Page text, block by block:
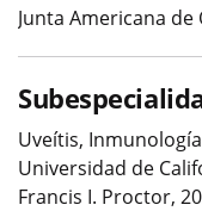
Junta Americana
Uveítis,
Universidad de
Francis I. Proctor,